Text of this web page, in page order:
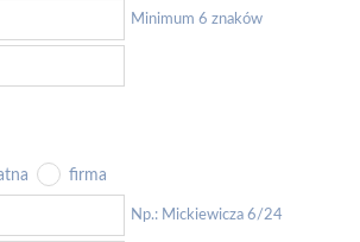
Minimum 6 znaków
firma
Np.: Mickiewicza 6/24